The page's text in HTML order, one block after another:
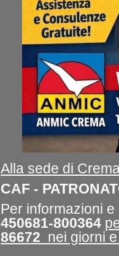
Alla sede di
CAF -
Per informazioni
450681-800364
86672 nei giorni